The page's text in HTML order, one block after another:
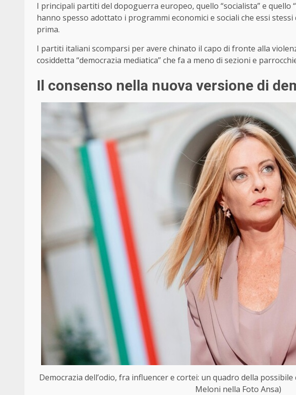
I principali partiti del dopoguerra europeo, quello “socialista” e quello
hanno spesso adottato i programmi economici e sociali che essi stessi
prima.
I partiti italiani scomparsi per avere chinato il capo di fronte alla
cosiddetta “democrazia mediatica” che fa a meno di sezioni e
Il consenso nella nuova versione di
Democrazia dell’odio, fra influencer e cortei: un quadro della
Meloni nella Foto Ansa)